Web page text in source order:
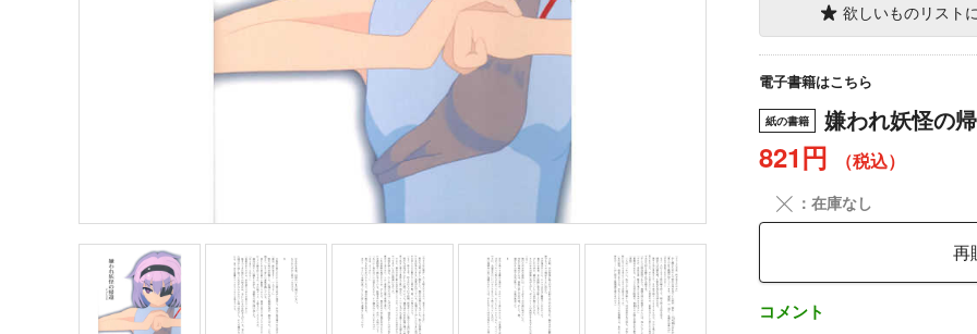
欲しいものリスト
電子書籍はこちら
紙の書籍 嫌われ妖怪の
821円 （税込）
╳ ：在庫なし
再
コメント